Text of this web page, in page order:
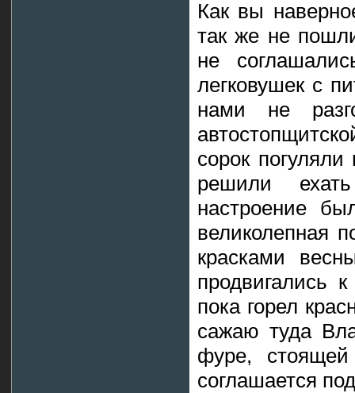
Как вы
так же не
не
легковушек с
нами не
сорок
решили
настроение
великолепная
красками
продвигались
пока горел
сажаю туда
фуре,
соглашается